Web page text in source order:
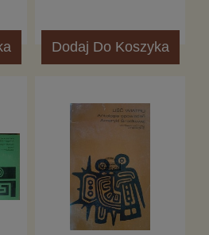
Dodaj Do Koszyka